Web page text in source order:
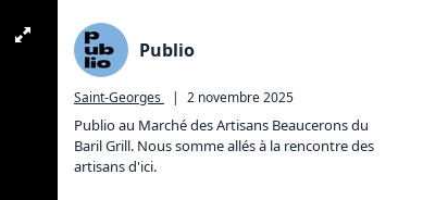
Publio
Saint-Georges | 2 novembre 2025
Publio au Marché des Artisans Beaucerons du
Baril Grill. Nous somme allés à la rencontre des
artisans d'ici.